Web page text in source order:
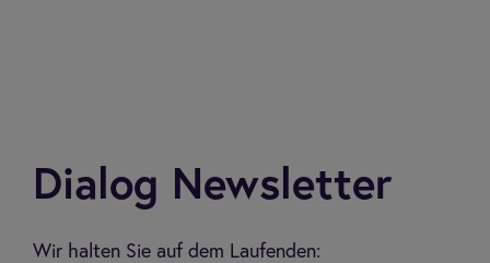
Dialog Newsletter
Wir halten Sie auf dem Laufenden: